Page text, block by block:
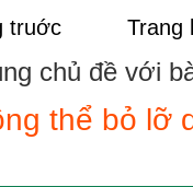
truớc
Trang
chủ đề với
thể bỏ lỡ